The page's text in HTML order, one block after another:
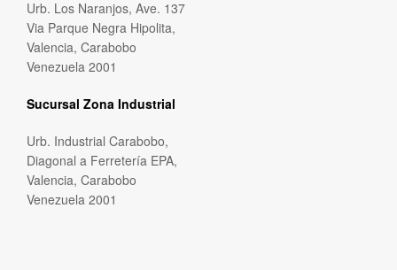
Urb. Los Naranjos, Ave. 137
Via Parque Negra Hipolita,
Valencia, Carabobo
Venezuela 2001
Sucursal Zona Industrial
Urb. Industrial Carabobo,
Diagonal a Ferretería EPA,
Valencia, Carabobo
Venezuela 2001